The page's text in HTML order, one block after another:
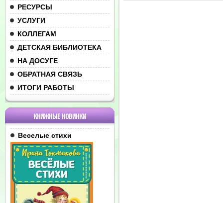
РЕСУРСЫ
УСЛУГИ
КОЛЛЕГАМ
ДЕТСКАЯ БИБЛИОТЕКА
НА ДОСУГЕ
ОБРАТНАЯ СВЯЗЬ
ИТОГИ РАБОТЫ
КНИЖНЫЕ НОВИНКИ
Веселые стихи